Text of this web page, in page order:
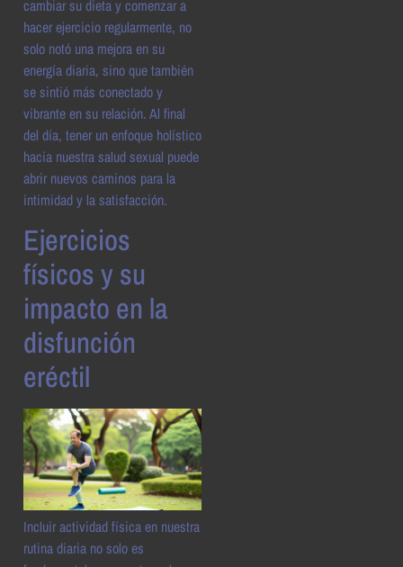
cambiar su dieta y comenzar a
hacer ejercicio regularmente, no
solo notó una mejora en su
energía diaria, sino que también
se sintió más conectado y
vibrante en su relación. Al final
del día, tener un enfoque holístico
hacia nuestra salud sexual puede
abrir nuevos caminos para la
intimidad y la satisfacción.
Ejercicios
físicos y su
impacto en la
disfunción
eréctil
Incluir actividad física en nuestra
rutina diaria no solo es